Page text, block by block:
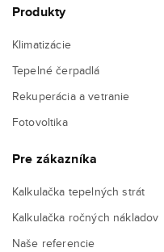
Produkty
Klimatizácie
Tepelné čerpadlá
Rekuperácia a vetranie
Fotovoltika
Pre zákazníka
Kalkulačka tepelných strát
Kalkulačka ročných nákladov
Naše referencie